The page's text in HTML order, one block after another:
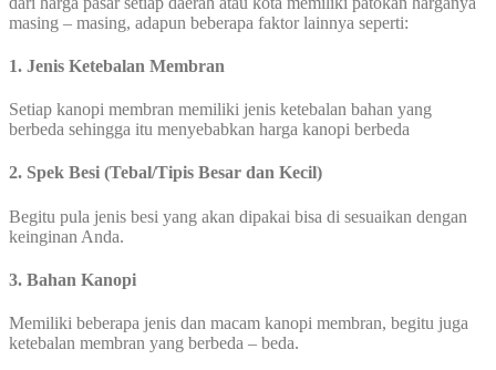
masing – masing, adapun beberapa faktor lainnya seperti:
1. Jenis Ketebalan Membran
Setiap kanopi membran memiliki jenis ketebalan bahan yang
berbeda sehingga itu menyebabkan harga kanopi berbeda
2. Spek Besi (Tebal/Tipis Besar dan Kecil)
Begitu pula jenis besi yang akan dipakai bisa di sesuaikan dengan
keinginan Anda.
3. Bahan Kanopi
Memiliki beberapa jenis dan macam kanopi membran, begitu juga
ketebalan membran yang berbeda – beda.